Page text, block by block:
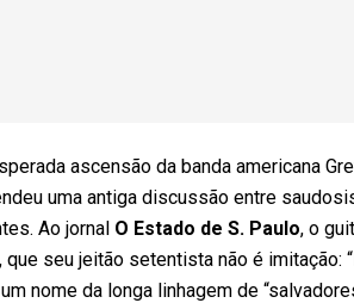
ascensão da banda americana
uma antiga discussão entre
Ao jornal O Estado de S. Paulo, o
que seu jeitão setentista não é imitação:
nome da longa linhagem de